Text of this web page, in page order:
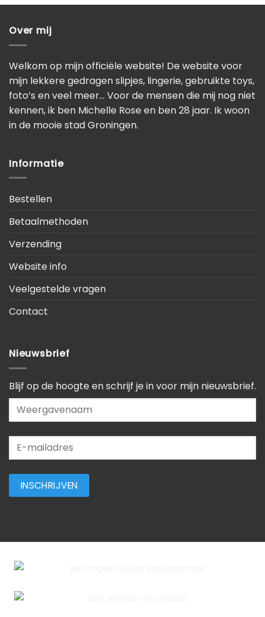
Over mij
Welkom op mijn officiële website! De website voor
mijn lekkere gedragen slipjes, lingerie, gebruikte toys,
foto’s en veel meer… Voor de mensen die mij nog niet
kennen, ik ben Michelle Rose en ben 28 jaar. Ik woon
in de mooie stad Groningen.
Informatie
Bestellen
Betaalmethoden
Verzending
Website info
Veelgestelde vragen
Contact
Nieuwsbrief
Blijf op de hoogte en schrijf je in voor mijn nieuwsbrief.